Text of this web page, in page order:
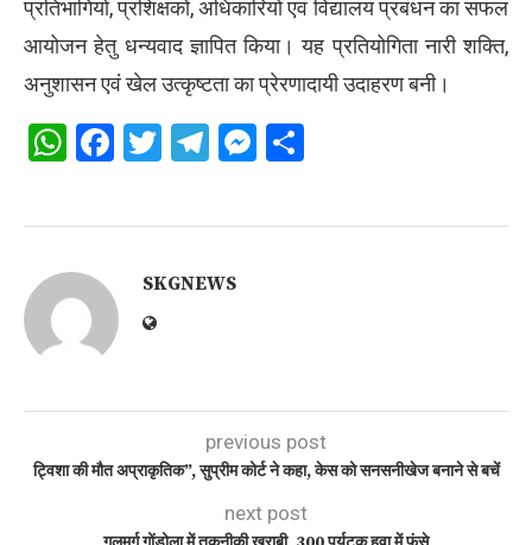
प्रतिभागियों, प्रशिक्षकों, अधिकारियों एवं विद्यालय प्रबंधन का सफल
आयोजन हेतु धन्यवाद ज्ञापित किया। यह प्रतियोगिता नारी शक्ति,
अनुशासन एवं खेल उत्कृष्टता का प्रेरणादायी उदाहरण बनी।
WhatsApp
Facebook
Twitter
Telegram
Messenger
SKGNEWS
previous post
ट्विशा की मौत अप्राकृतिक”, सुप्रीम कोर्ट ने कहा, केस को सनसनीखेज बनाने से बचें
next post